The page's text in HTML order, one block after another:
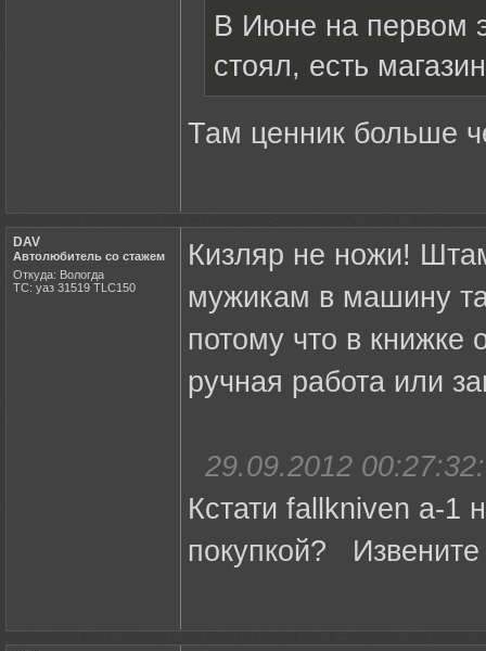
В Июне на первом
стоял, есть
Там ценник больше
DAV
Автолюбитель со стажем
Откуда: Вологда
ТС: уаз 31519 TLC150
Кизляр не ножи!
мужикам в машину
потому что в книжке
ручная работа или
29.09.2012 00:27:32:
Кстати fallkniven a-1
покупкой?